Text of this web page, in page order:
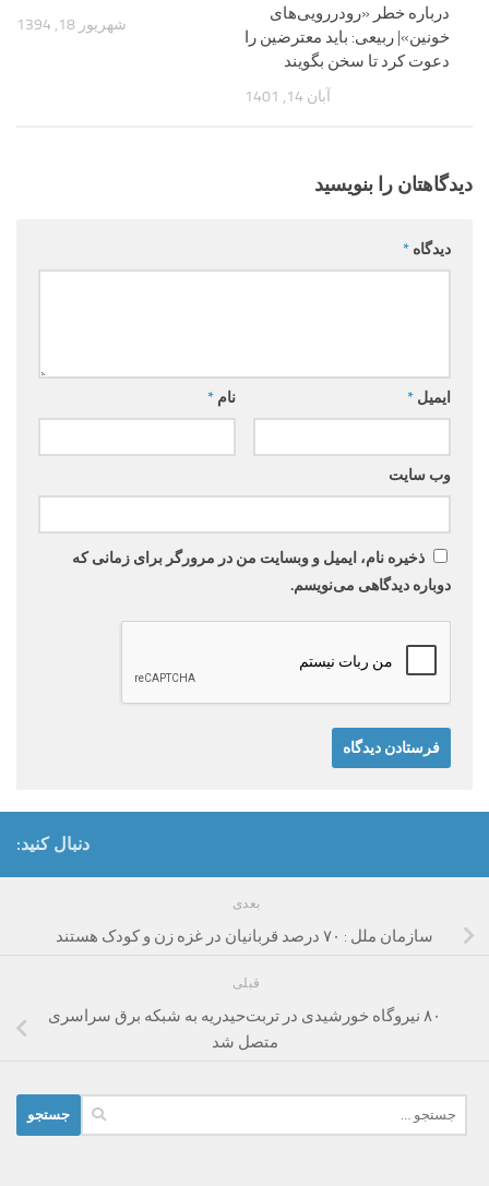
شهریور 18, 1394
درباره خطر «رودررویی‌های
خونین»| ربیعی: باید معترضین را
دعوت کرد تا سخن بگویند
آبان 14, 1401
دیدگاهتان را بنویسید
دیدگاه *
نام * ایمیل *
وب‌ سایت
ذخیره نام، ایمیل و وبسایت من در مرورگر برای زمانی که
دوباره دیدگاهی می‌نویسم.
دنبال کنید:
بعدی
سازمان ملل : ۷۰ درصد قربانیان در غزه زن و کودک هستند
قبلی
۸۰ نیروگاه خورشیدی در تربت‌حیدریه به شبکه برق سراسری
متصل شد
برای: